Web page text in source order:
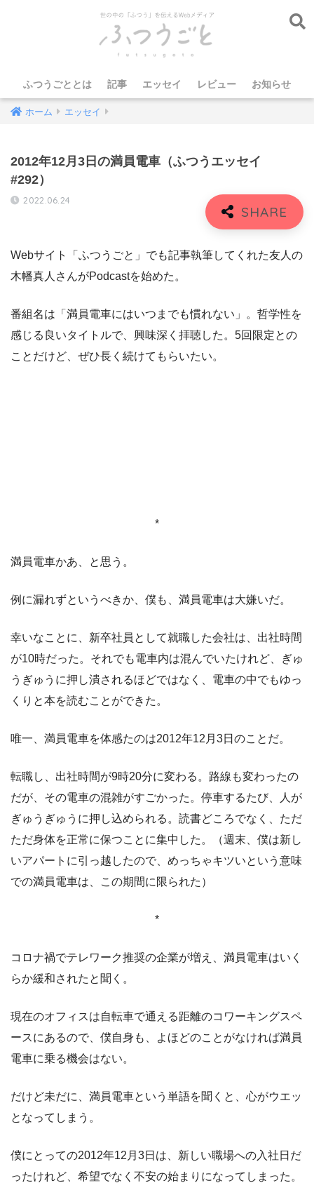
ふつうごととは 記事 エッセイ レビュー お知らせ
ホーム エッセイ
2012年12月3日の満員電車（ふつうエッセイ
#292）
2022.06.24
Webサイト「ふつうごと」でも記事執筆してくれた友人の
木幡真人さんがPodcastを始めた。
番組名は「満員電車にはいつまでも慣れない」。哲学性を
感じる良いタイトルで、興味深く拝聴した。5回限定との
ことだけど、ぜひ長く続けてもらいたい。
*
満員電車かあ、と思う。
例に漏れずというべきか、僕も、満員電車は大嫌いだ。
幸いなことに、新卒社員として就職した会社は、出社時間
が10時だった。それでも電車内は混んでいたけれど、ぎゅ
うぎゅうに押し潰されるほどではなく、電車の中でもゆっ
くりと本を読むことができた。
唯一、満員電車を体感たのは2012年12月3日のことだ。
転職し、出社時間が9時20分に変わる。路線も変わったの
だが、その電車の混雑がすごかった。停車するたび、人が
ぎゅうぎゅうに押し込められる。読書どころでなく、ただ
ただ身体を正常に保つことに集中した。（週末、僕は新し
いアパートに引っ越したので、めっちゃキツいという意味
での満員電車は、この期間に限られた）
*
コロナ禍でテレワーク推奨の企業が増え、満員電車はいく
らか緩和されたと聞く。
現在のオフィスは自転車で通える距離のコワーキングスペ
ースにあるので、僕自身も、よほどのことがなければ満員
電車に乗る機会はない。
だけど未だに、満員電車という単語を聞くと、心がウエッ
となってしまう。
僕にとっての2012年12月3日は、新しい職場への入社日だ
ったけれど、希望でなく不安の始まりになってしまった。